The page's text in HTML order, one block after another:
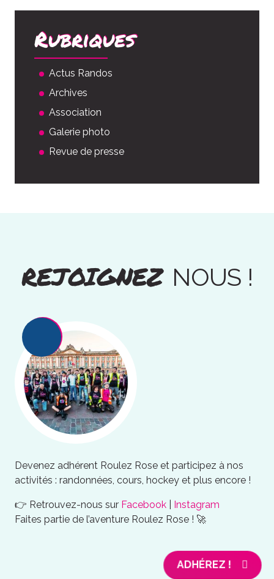
Rubriques
Actus Randos
Archives
Association
Galerie photo
Revue de presse
REJOIGNEZ NOUS !
Devenez adhérent Roulez Rose et participez à nos
activités : randonnées, cours, hockey et plus encore !
👉 Retrouvez-nous sur Facebook
Instagram
Faites partie de l’aventure Roulez Rose ! 🚀
ADHÉREZ !